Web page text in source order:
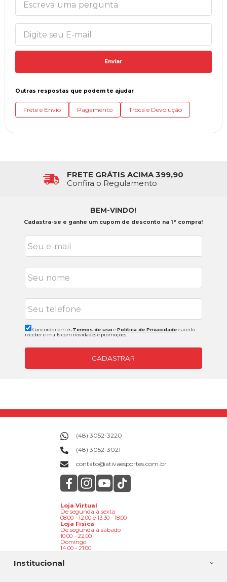
Enviar
Outras respostas que podem te ajudar
Frete e Envio Pagamento Troca e Devolução
FRETE GRÁTIS ACIMA 399,90
Confira o Regulamento
BEM-VINDO!
Cadastra-se e ganhe um cupom de desconto na 1° compra!
Concordo com os Termos de uso ePolitica de Privacidadee aceito
receber e-mails com novidades e promoções.
CADASTRAR
Institucional
(48) 3052-3220
(48) 3052-3021
contato@ativaesportes.com.br
Loja Virtual
De segunda à sexta
08:00 - 12:00 e 13:30 - 18:00
Loja Física
De segunda à sábado
10:00 - 22:00
Domingo
14:00 - 21:00